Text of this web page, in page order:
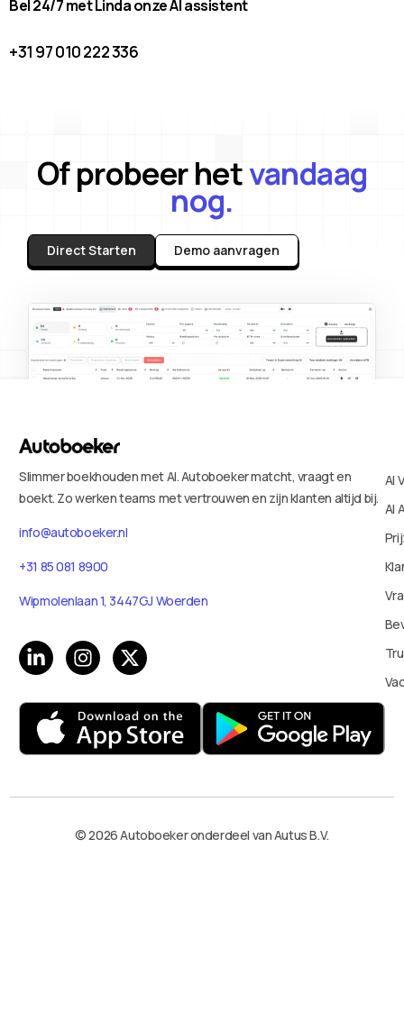
Bel 24/7 met Linda onze AI assistent
+31 97 010 222 336
Of probeer hetvandaag
nog.
Direct Starten Demo aanvragen
Slimmer boekhouden met AI. Autoboeker matcht, vraagt en
boekt. Zo werken teams met vertrouwen en zijn klanten altijd bij.
info@autoboeker.nl
+31 85 081 8900
Wipmolenlaan 1, 3447GJ Woerden
AI
AI
© 2026 Autoboeker onderdeel van Autus B.V.